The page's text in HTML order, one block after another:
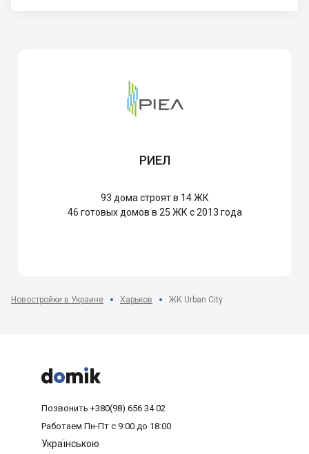
РИЕЛ
93 дома строят в 14 ЖК
46 готовых домов в 25 ЖК с 2013 года
Новостройки в Украине Харьков ЖК Urban City



Позвонить +380(98) 656 34 02
Работаем Пн-Пт с 9:00 до 18:00
Українською